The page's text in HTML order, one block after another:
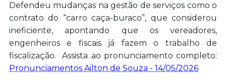
Defendeu mudanças na gestão de serviços como o
contrato do “carro caça-buraco”, que considerou
ineficiente, apontando que os vereadores,
engenheiros e fiscais já fazem o trabalho de
fiscalização. Assista ao pronunciamento completo:
Pronunciamentos Ailton de Souza - 14/05/2026